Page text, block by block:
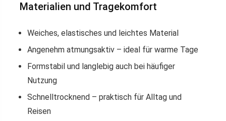
Materialien und Tragekomfort
Weiches, elastisches und leichtes Material
Angenehm atmungsaktiv – ideal für warme Tage
Formstabil und langlebig auch bei häufiger
Nutzung
Schnelltrocknend – praktisch für Alltag und
Reisen